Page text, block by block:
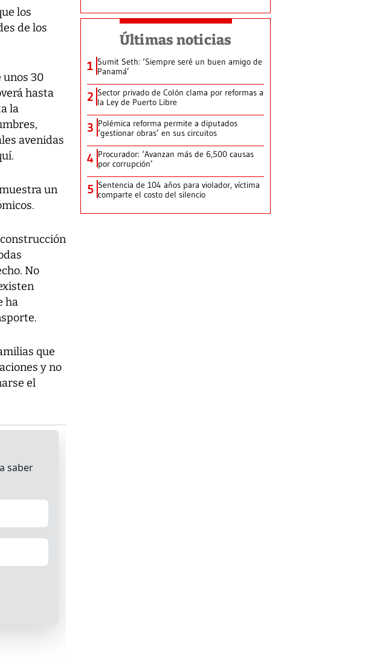
los
de los
unos 30
hasta
la
avenidas
un
No
ha
que
y no
el
Últimas noticias
1 Sumit Seth: ‘Siempre seré un buen amigo de
Panamá’
2 Sector privado de Colón clama por reformas a
la Ley de Puerto Libre
3 Polémica reforma permite a diputados
‘gestionar obras’ en sus circuitos
4 Procurador: ‘Avanzan más de 6,500 causas
por corrupción’
5 Sentencia de 104 años para violador, víctima
comparte el costo del silencio